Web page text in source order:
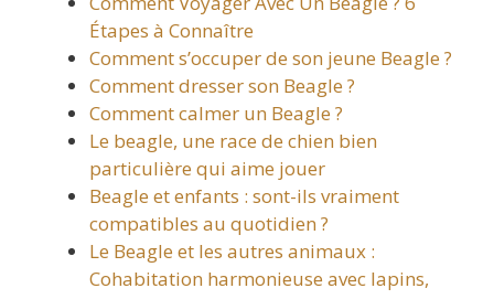
Étapes à Connaître
Comment s’occuper de son jeune Beagle ?
Comment dresser son Beagle ?
Comment calmer un Beagle ?
Le beagle, une race de chien bien
particulière qui aime jouer
Beagle et enfants : sont-ils vraiment
compatibles au quotidien ?
Le Beagle et les autres animaux :
Cohabitation harmonieuse avec lapins,